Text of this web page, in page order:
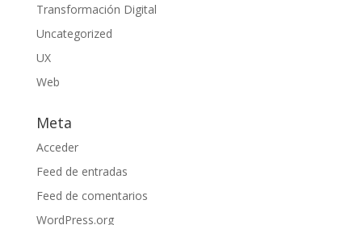
Transformación Digital
Uncategorized
UX
Web
Meta
Acceder
Feed de entradas
Feed de comentarios
WordPress.org